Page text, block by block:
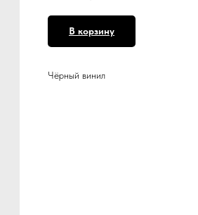
В корзину
Чёрный винил